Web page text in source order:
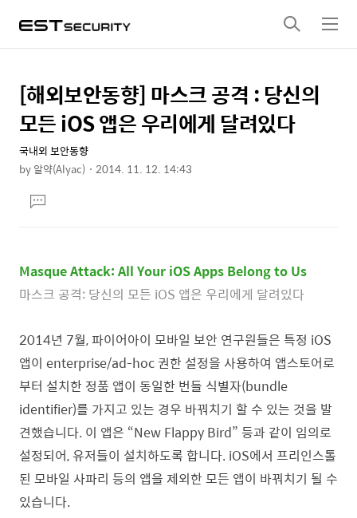
검
색
메
뉴
상
세
컨
텐
본
문
제
목
[해외보안동향] 마스크 공격 : 당신의
모든 iOS 앱은 우리에게 달려있다
국내외 보안동향
by알약(Alyac) 2014. 11. 12. 14:43
문댓
글
Masque Attack: All Your iOS Apps Belong to Us
마스크 공격: 당신의 모든 iOS 앱은 우리에게 달려있다
2014년 7월, 파이어아이 모바일 보안 연구원들은 특정 iOS
앱이 enterprise/ad-hoc 권한 설정을 사용하여 앱스토어로
부터 설치한 정품 앱이 동일한 번들 식별자(bundle
identifier)를 가지고 있는 경우 바꿔치기 할 수 있는 것을 발
견했습니다. 이 앱은 “New Flappy Bird” 등과 같이 임의로
설정되어, 유저들이 설치하도록 합니다. iOS에서 프리인스톨
된 모바일 사파리 등의 앱을 제외한 모든 앱이 바꿔치기 될 수
있습니다.